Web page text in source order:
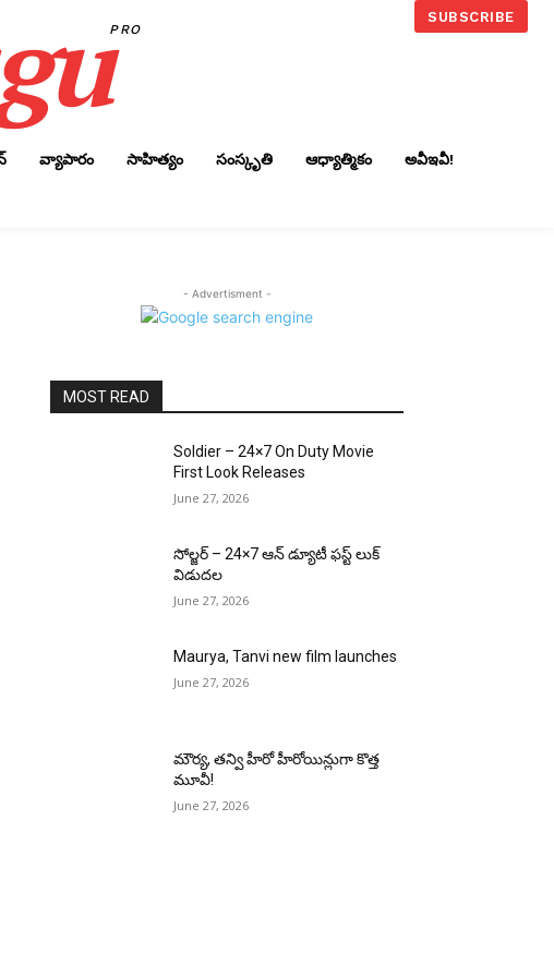
PRO
SUBSCRIBE
వ్యాపారం సాహిత్యం సంస్కృతి ఆధ్యాత్మికం అవీఇవీ!
- Advertisment -
MOST READ
Soldier – 24×7 On Duty Movie
First Look Releases
June 27, 2026
సోల్జర్ – 24×7 ఆన్ డ్యూటీ ఫస్ట్ లుక్
విడుదల
June 27, 2026
Maurya, Tanvi new film launches
June 27, 2026
మౌర్య‌, త‌న్వి హీరో హీరోయిన్లుగా కొత్త
మూవీ!
June 27, 2026